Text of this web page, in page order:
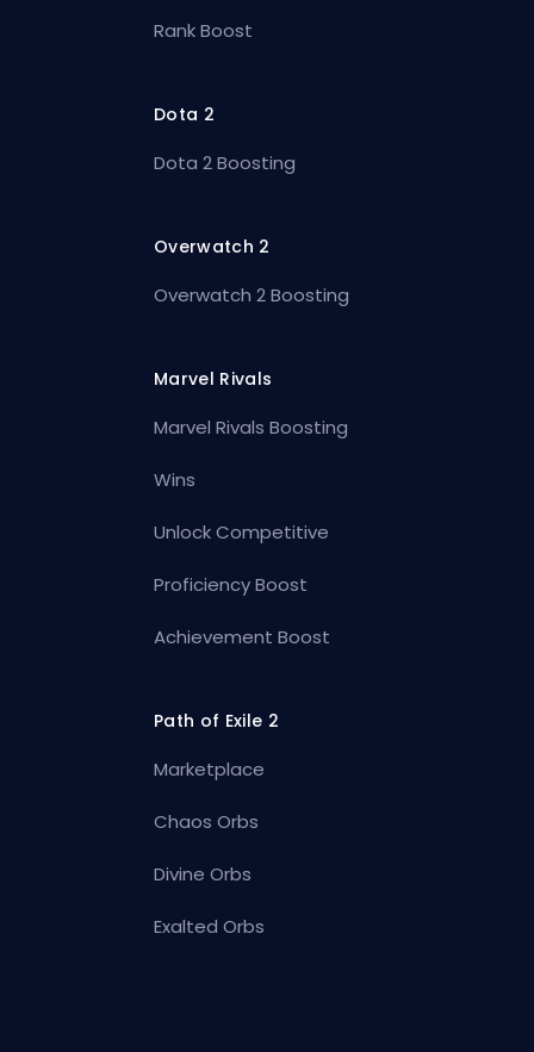
Rank Boost
Dota 2
Dota 2 Boosting
Overwatch 2
Overwatch 2 Boosting
Marvel Rivals
Marvel Rivals Boosting
Wins
Unlock Competitive
Proficiency Boost
Achievement Boost
Path of Exile 2
Marketplace
Chaos Orbs
Divine Orbs
Exalted Orbs